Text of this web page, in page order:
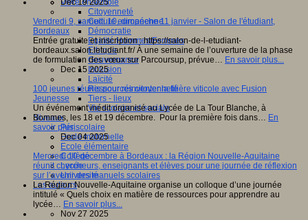
Vivre ensemble
Citoyenneté
Culture européenne
Démocratie
Egalité Hommes/Femmes
Ethique
Gouvernance
Inclusion
Laïcité
Ressources citoyenneté
Tiers - lieux
Vie scolaire et sociale
Niveaux
Périscolaire
Ecole maternelle
Ecole élémentaire
Collège
Lycée
Université
Les auteurs
Dec 19 2025
Vendredi 9, samedi 10, dimanche 11 janvier - Salon de l'étudiant,
Bordeaux
Entrée gratuite et inscription : https://salon-de-l-etudiant-
bordeaux.salon.letudiant.fr/ À une semaine de l’ouverture de la phase
de formulation des vœux sur Parcoursup, prévue… En savoir plus...
Dec 15 2025
100 jeunes réunis pour réinventer la filière viticole avec Fusion
Jeunesse
Un événement inédit organisé au Lycée de La Tour Blanche, à
Bommes, les 18 et 19 décembre. Pour la première fois dans… En
savoir plus...
Dec 04 2025
Mercredi 10 décembre à Bordeaux : la Région Nouvelle-Aquitaine
réunit chercheurs, enseignants et élèves pour une journée de réflexion
sur l’avenir des manuels scolaires
La Région Nouvelle-Aquitaine organise un colloque d’une journée
intitulé « Quels choix en matière de ressources pour apprendre au
lycée… En savoir plus...
Nov 27 2025